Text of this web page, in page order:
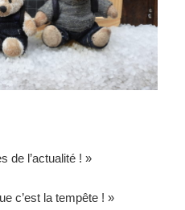
de l’actualité ! »
c’est la tempête ! »